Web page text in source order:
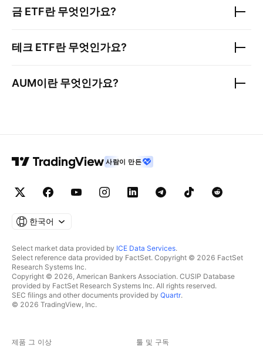
금 ETF란 무엇인가요?
테크 ETF란 무엇인가요?
AUM이란 무엇인가요?
사람이 만든
한국어
Select market data provided by ICE Data Services.
Select reference data provided by FactSet. Copyright © 2026 FactSet
Research Systems Inc.
Copyright © 2026, American Bankers Association. CUSIP Database
provided by FactSet Research Systems Inc. All rights reserved.
SEC filings and other documents provided by Quartr.
© 2026 TradingView, Inc.
제품 그 이상 툴 및 구독